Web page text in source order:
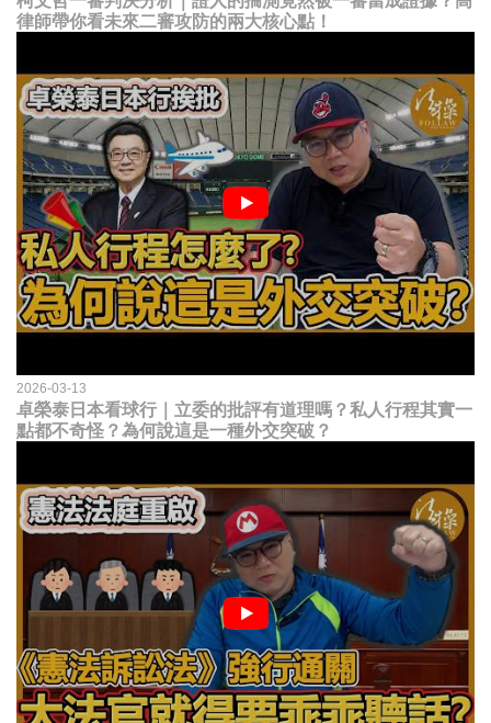
律師帶你看未來二審攻防的兩大核心點！
2026-03-13
卓榮泰日本看球行｜立委的批評有道理嗎？私人行程其實一
點都不奇怪？為何說這是一種外交突破？